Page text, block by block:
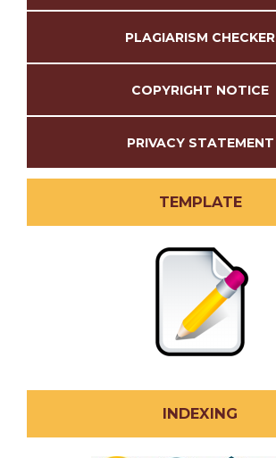
PLAGIARISM CHECKER
COPYRIGHT NOTICE
PRIVACY STATEMENT
TEMPLATE
INDEXING